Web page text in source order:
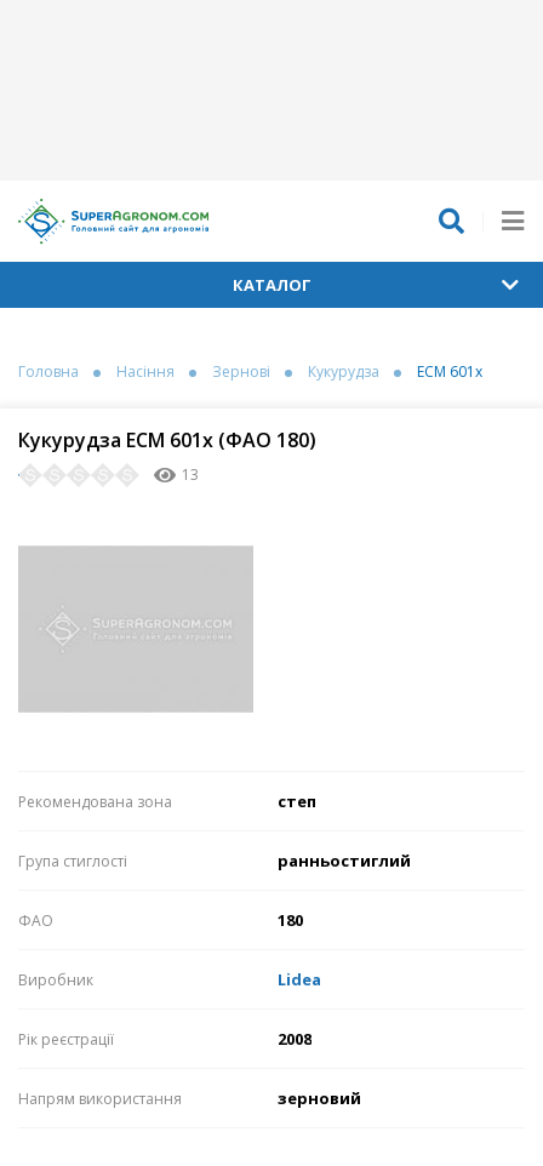
КАТАЛОГ
Головна Насіння Зернові Кукурудза ЕСМ 601х
Кукурудза ЕСМ 601х (ФАО 180)
13
Рекомендована зона степ
Група стиглості ранньостиглий
ФАО 180
Виробник Lidea
Рік реєстрації 2008
Напрям використання зерновий